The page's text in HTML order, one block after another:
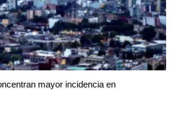
mayor incidencia en